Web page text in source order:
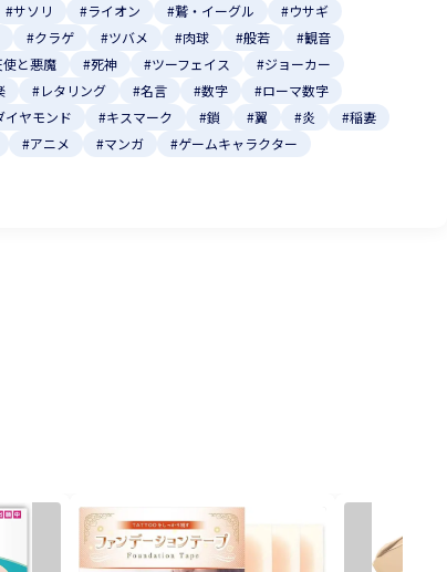
#サソリ #ライオン #鷲・イーグル
#ウサギ
#クラゲ #ツバメ #肉球 #般若
#観音
と悪魔 #死神 #ツーフェイス
#ジョーカー
#レタリング #名言 #数字
#ローマ数字
イヤモンド #キスマーク #鎖 #翼 #炎
#稲妻
#アニメ #マンガ
#ゲームキャラクター